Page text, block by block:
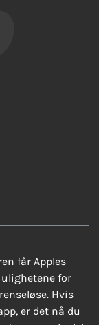
får Apples
for
Hvis
er det nå du